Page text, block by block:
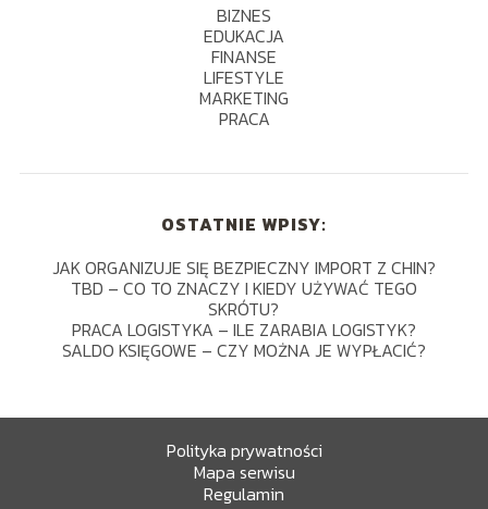
BIZNES
EDUKACJA
FINANSE
LIFESTYLE
MARKETING
PRACA
OSTATNIE WPISY:
JAK ORGANIZUJE SIĘ BEZPIECZNY IMPORT Z CHIN?
TBD – CO TO ZNACZY I KIEDY UŻYWAĆ TEGO
SKRÓTU?
PRACA LOGISTYKA – ILE ZARABIA LOGISTYK?
SALDO KSIĘGOWE – CZY MOŻNA JE WYPŁACIĆ?
Polityka prywatności
Mapa serwisu
Regulamin